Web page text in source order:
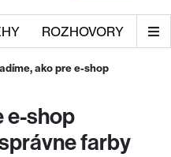
ROZHOVORY
ako pre e-shop
e-shop
farby